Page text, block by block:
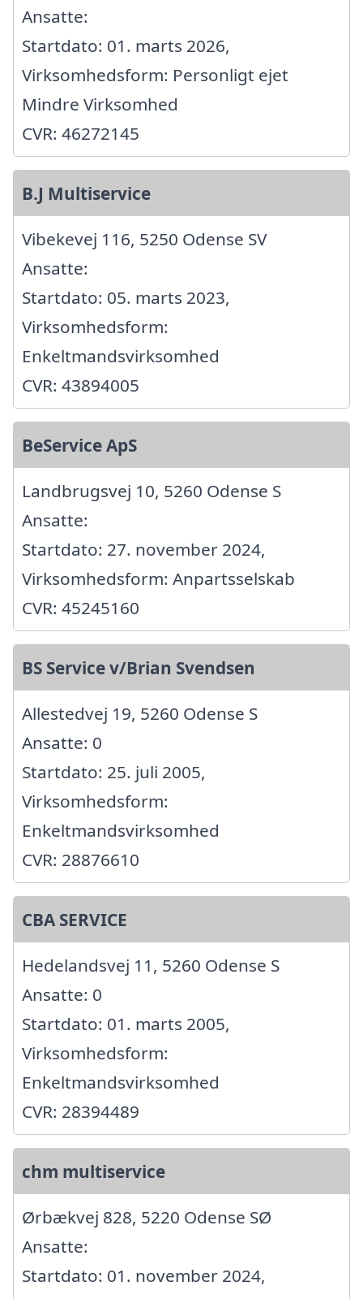
Ansatte:
Startdato: 01. marts 2026,
Virksomhedsform: Personligt ejet
Mindre Virksomhed
CVR: 46272145
B.J Multiservice
Vibekevej 116, 5250 Odense SV
Ansatte:
Startdato: 05. marts 2023,
Virksomhedsform:
Enkeltmandsvirksomhed
CVR: 43894005
BeService ApS
Landbrugsvej 10, 5260 Odense S
Ansatte:
Startdato: 27. november 2024,
Virksomhedsform: Anpartsselskab
CVR: 45245160
BS Service v/Brian Svendsen
Allestedvej 19, 5260 Odense S
Ansatte: 0
Startdato: 25. juli 2005,
Virksomhedsform:
Enkeltmandsvirksomhed
CVR: 28876610
CBA SERVICE
Hedelandsvej 11, 5260 Odense S
Ansatte: 0
Startdato: 01. marts 2005,
Virksomhedsform:
Enkeltmandsvirksomhed
CVR: 28394489
chm multiservice
Ørbækvej 828, 5220 Odense SØ
Ansatte:
Startdato: 01. november 2024,